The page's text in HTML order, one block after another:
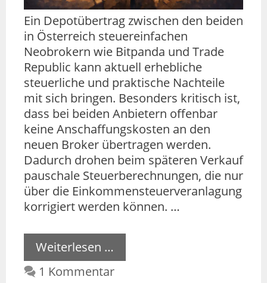
Ein Depotübertrag zwischen den beiden
in Österreich steuereinfachen
Neobrokern wie Bitpanda und Trade
Republic kann aktuell erhebliche
steuerliche und praktische Nachteile
mit sich bringen. Besonders kritisch ist,
dass bei beiden Anbietern offenbar
keine Anschaffungskosten an den
neuen Broker übertragen werden.
Dadurch drohen beim späteren Verkauf
pauschale Steuerberechnungen, die nur
über die Einkommensteuerveranlagung
korrigiert werden können. …
Weiterlesen …
1 Kommentar